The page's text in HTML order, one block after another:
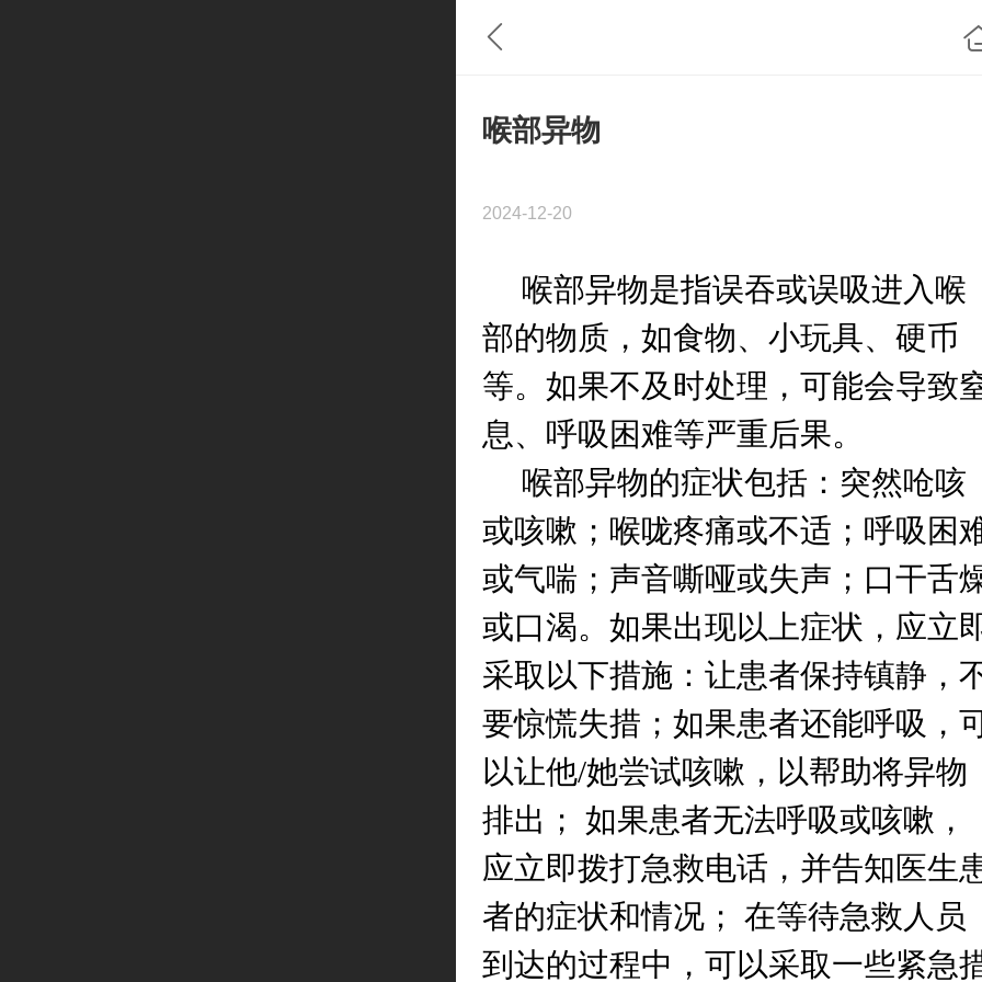
喉部异物
2024-12-20
喉部异物是指误吞或误吸进入喉
部的物质，如食物、小玩具、硬币
等。如果不及时处理，可能会导致
息、呼吸困难等严重后果。
喉部异物的症状包括： 突然呛咳
或咳嗽； 喉咙疼痛或不适； 呼吸困
或气喘； 声音嘶哑或失声； 口干舌
或口渴。如果出现以上症状，应立
采取以下措施： 让患者保持镇静，
要惊慌失措； 如果患者还能呼吸，
以让他/她尝试咳嗽，以帮助将异物
排出； 如果患者无法呼吸或咳嗽，
应立即拨打急救电话，并告知医生
者的症状和情况； 在等待急救人员
到达的过程中，可以采取一些紧急